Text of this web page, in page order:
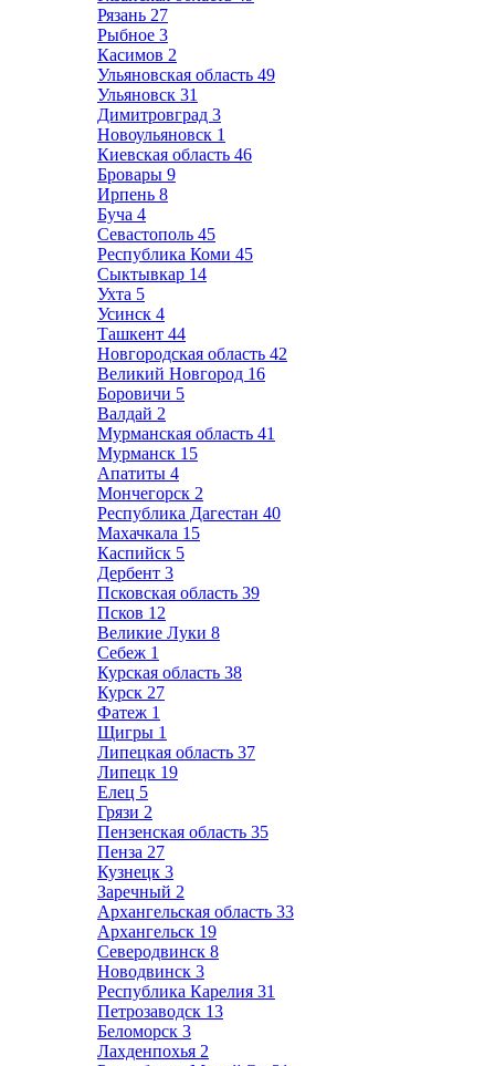
Рязань 27
Рыбное 3
Касимов 2
Ульяновская область 49
Ульяновск 31
Димитровград 3
Новоульяновск 1
Киевская область 46
Бровары 9
Ирпень 8
Буча 4
Севастополь 45
Республика Коми 45
Сыктывкар 14
Ухта 5
Усинск 4
Ташкент 44
Новгородская область 42
Великий Новгород 16
Боровичи 5
Валдай 2
Мурманская область 41
Мурманск 15
Апатиты 4
Мончегорск 2
Республика Дагестан 40
Махачкала 15
Каспийск 5
Дербент 3
Псковская область 39
Псков 12
Великие Луки 8
Себеж 1
Курская область 38
Курск 27
Фатеж 1
Щигры 1
Липецкая область 37
Липецк 19
Елец 5
Грязи 2
Пензенская область 35
Пенза 27
Кузнецк 3
Заречный 2
Архангельская область 33
Архангельск 19
Северодвинск 8
Новодвинск 3
Республика Карелия 31
Петрозаводск 13
Беломорск 3
Лахденпохья 2